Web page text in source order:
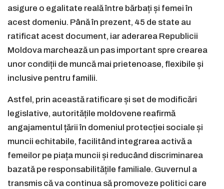
asigure o egalitate reală între bărbați și femei în
acest domeniu. Până în prezent, 45 de state au
ratificat acest document, iar aderarea Republicii
Moldova marchează un pas important spre crearea
unor condiții de muncă mai prietenoase, flexibile și
inclusive pentru familii.
Astfel, prin această ratificare și set de modificări
legislative, autoritățile moldovene reafirmă
angajamentul țării în domeniul protecției sociale și
muncii echitabile, facilitând integrarea activă a
femeilor pe piața muncii și reducând discriminarea
bazată pe responsabilitățile familiale. Guvernul a
transmis că va continua să promoveze politici care